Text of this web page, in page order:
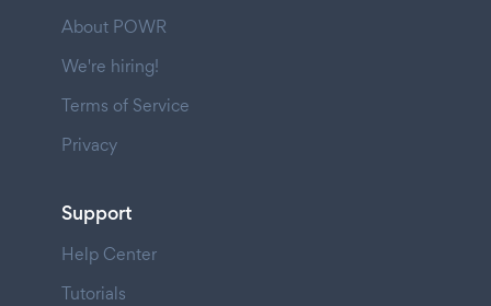
About POWR
We're hiring!
Terms of Service
Privacy
Support
Help Center
Tutorials